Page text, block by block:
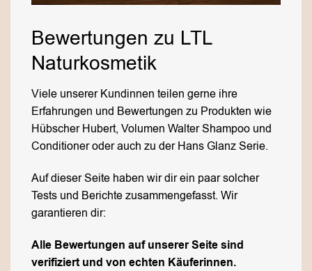
Bewertungen zu LTL
Naturkosmetik
Viele unserer Kundinnen teilen gerne ihre
Erfahrungen und Bewertungen zu Produkten wie
Hübscher Hubert, Volumen Walter Shampoo und
Conditioner oder auch zu der Hans Glanz Serie.
Auf dieser Seite haben wir dir ein paar solcher
Tests und Berichte zusammengefasst. Wir
garantieren dir:
Alle Bewertungen auf unserer Seite sind
verifiziert und von echten Käuferinnen.